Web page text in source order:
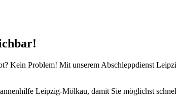
Kein Problem! Mit unserem Abschleppdienst
Leipzig-Mölkau, damit Sie möglichst